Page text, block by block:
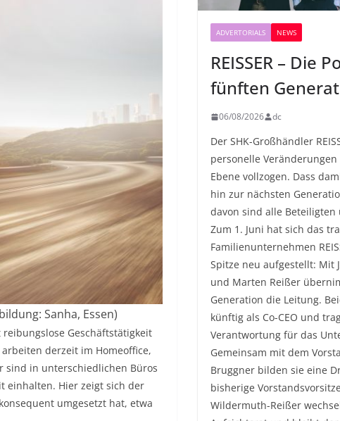
Sanha, Essen)
Geschäftstätigkeit
derzeit im Homeoffice,
sind in unterschiedlichen Büros
einhalten. Hier zeigt sich der
umgesetzt hat, etwa
ADVERTORIALS NEWS
REISSER – Die
fünften
06/08/2026 dc
Der SHK-Großhändler
personelle
Ebene vollzogen. Dass
hin zur nächsten
davon sind alle Beteiligten
Zum 1. Juni hat sich das
Familienunternehmen
Spitze neu aufgestellt: Mit
und Marten Reißer
Generation die Leitung.
künftig als Co-CEO und
Verantwortung für das
Gemeinsam mit dem
Bruggner bilden sie eine
bisherige
Wildermuth-Reißer